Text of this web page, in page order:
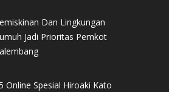
Dan Lingkungan
Jadi Prioritas Pemkot
Online Spesial Hiroaki Kato